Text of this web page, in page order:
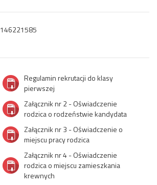
146221585
Regulamin rekrutacji do klasy
pierwszej
Załącznik nr 2 - Oświadczenie
rodzica o rodzeństwie kandydata
Załącznik nr 3 - Oświadczenie o
miejscu pracy rodzica
Załącznik nr 4 - Oświadczenie
rodzica o miejscu zamieszkania
krewnych